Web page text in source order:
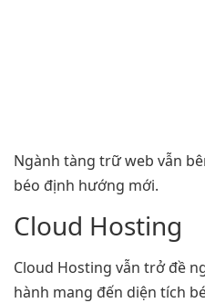
Ngành tàng trữ web vẫn
béo định hướng mới.
Cloud Hosting
Cloud Hosting vẫn trở đề
hành mang đến diện tích